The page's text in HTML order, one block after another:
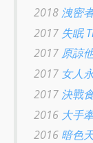
2018 洩密
2017 失眠
2017 原諒
2017 女人
2017 決戰
2016 大手
2016 暗色